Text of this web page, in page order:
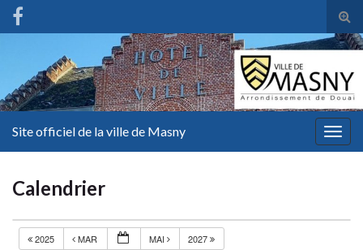
Site officiel de la ville de Masny
Calendrier
2025 MAR MAI 2027